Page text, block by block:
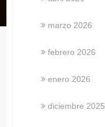
marzo 2026
febrero 2026
enero 2026
diciembre 2025